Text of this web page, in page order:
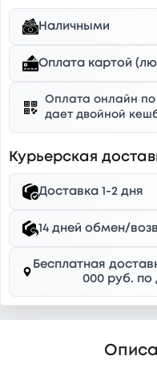
Наличными
Оплата картой
Оплата онлайн
дает двойной
Курьерская
Доставка 1-2 дня
14 дней обмен/
Бесплатная
000 руб. по